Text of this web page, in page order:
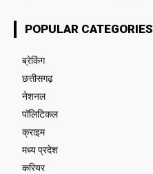
POPULAR CATEGORIES
ब्रेकिंग
छत्तीसगढ़
नेशनल
पॉलिटिकल
क्राइम
मध्य प्रदेश
करियर